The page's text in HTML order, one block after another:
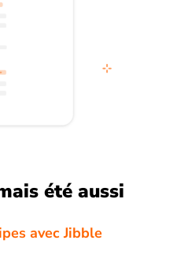
été aussi
avec Jibble